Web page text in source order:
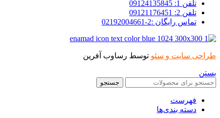
تلفن 1: 09124135845
تلفن 2: 09121176451
تماس رایگان :2-02192004661
طراحی سایت و سئو توسط رساوب آفرین
بستن
جستجو
فهرست
دسته بندی‌ها